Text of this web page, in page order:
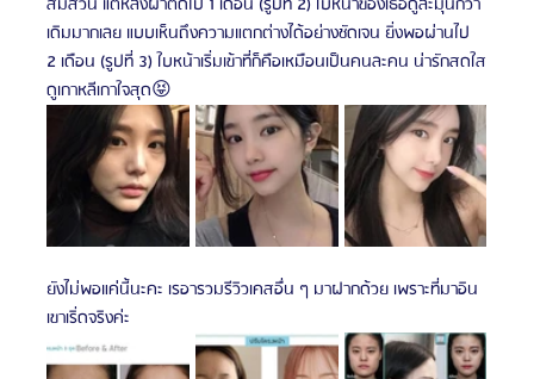
เดิมมากเลย แบบเห็นถึงความแตกต่างได้อย่างชัดเจน ยิ่งพอผ่านไป
2 เดือน (รูปที่ 3) ใบหน้าเริ่มเข้าที่ก็คือเหมือนเป็นคนละคน น่ารักสดใส
ดูเกาหลีเกาใจสุด😝
ยังไม่พอแค่นี้นะคะ เรอารวมรีวิวเคสอื่น ๆ มาฝากด้วย เพราะที่มาอิน
เขาเริ่ดจริงค่ะ